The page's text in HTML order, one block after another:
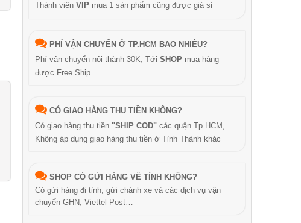
Thành viên VIP mua 1 sản phẩm cũng được giá sỉ
PHÍ VẬN CHUYỂN Ở TP.HCM BAO NHIÊU?
Phí vận chuyển nội thành 30K, Tới SHOP mua hàng
được Free Ship
CÓ GIAO HÀNG THU TIỀN KHÔNG?
Có giao hàng thu tiền "SHIP COD" các quận Tp.HCM,
Không áp dụng giao hàng thu tiền ở Tỉnh Thành khác
SHOP CÓ GỬI HÀNG VỀ TỈNH KHÔNG?
Có gửi hàng đi tỉnh, gửi chành xe và các dịch vụ vận
chuyển GHN, Viettel Post…